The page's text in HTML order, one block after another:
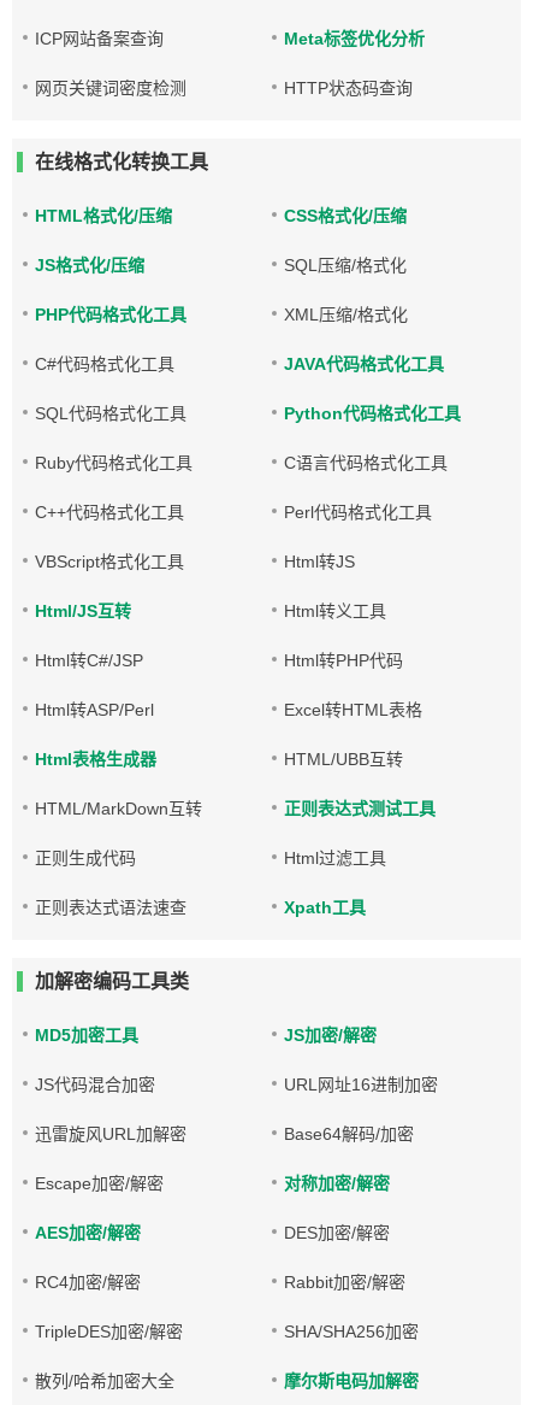
ICP网站备案查询 Meta标签优化分析
网页关键词密度检测 HTTP状态码查询
在线格式化转换工具
HTML格式化/压缩 CSS格式化/压缩
JS格式化/压缩 SQL压缩/格式化
PHP代码格式化工具 XML压缩/格式化
C#代码格式化工具 JAVA代码格式化工具
SQL代码格式化工具 Python代码格式化工具
Ruby代码格式化工具 C语言代码格式化工具
C++代码格式化工具 Perl代码格式化工具
VBScript格式化工具 Html转JS
Html/JS互转 Html转义工具
Html转C#/JSP Html转PHP代码
Html转ASP/Perl Excel转HTML表格
Html表格生成器 HTML/UBB互转
HTML/MarkDown互转 正则表达式测试工具
正则生成代码 Html过滤工具
正则表达式语法速查 Xpath工具
加解密编码工具类
MD5加密工具 JS加密/解密
JS代码混合加密 URL网址16进制加密
迅雷旋风URL加解密 Base64解码/加密
Escape加密/解密 对称加密/解密
AES加密/解密 DES加密/解密
RC4加密/解密 Rabbit加密/解密
TripleDES加密/解密 SHA/SHA256加密
散列/哈希加密大全 摩尔斯电码加解密